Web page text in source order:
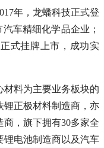
年，龙蟠科技正式登
车精细化学品企业；
式挂牌上市，成功实
料为主要业务板块的
锂正极材料制造商，亦
，旗下拥有30多家全
锂电池制造商以及汽车